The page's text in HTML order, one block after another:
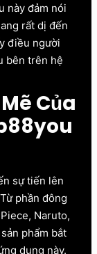
này đảm nói
rất dị đến
điều người
bên trên hệ
Của
sự tiến lên
phần đông
Naruto,
phẩm bắt
dụng này.